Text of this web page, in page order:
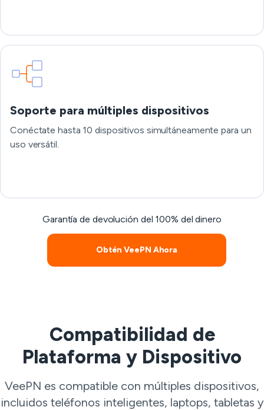
Soporte para múltiples dispositivos
Conéctate hasta 10 dispositivos simultáneamente para un
uso versátil.
Garantía de devolución del 100% del dinero
Obtén VeePN Ahora
Compatibilidad de
Plataforma y Dispositivo
VeePN es compatible con múltiples dispositivos,
incluidos teléfonos inteligentes, laptops, tabletas y